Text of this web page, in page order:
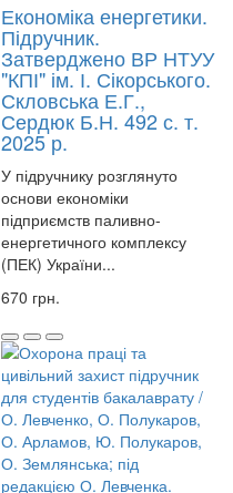
Економіка енергетики.
Підручник.
Затверджено ВР НТУУ
"КПІ" ім. І. Сікорського.
Скловська Е.Г.,
Сердюк Б.Н. 492 с. т.
2025 р.
У підручнику розглянуто
основи економіки
підприємств паливно-
енергетичного комплексу
(ПЕК) України...
670 грн.